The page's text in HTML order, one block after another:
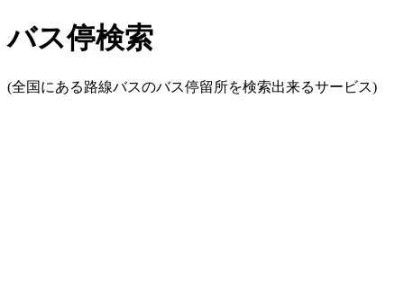
バス停検索
(全国にある路線バスのバス停留所を検索出来るサービス)